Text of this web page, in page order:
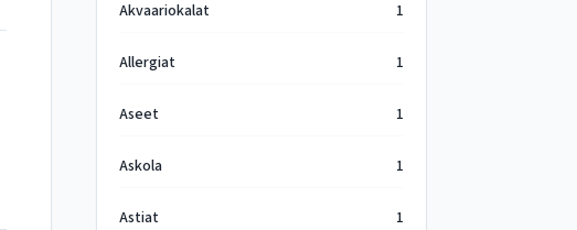
Akvaariokalat 1
Allergiat 1
Aseet 1
Askola 1
Astiat 1